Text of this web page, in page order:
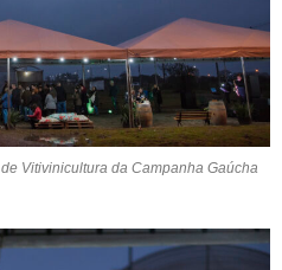
Vitivinicultura da Campanha Gaúcha